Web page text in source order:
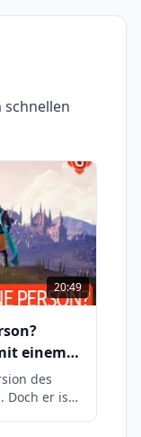
schnellen
20:49
einem
des
Doch er ist